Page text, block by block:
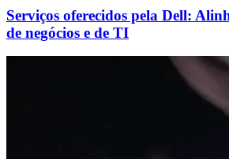
Serviços oferecidos pela Dell:
de negócios e de TI